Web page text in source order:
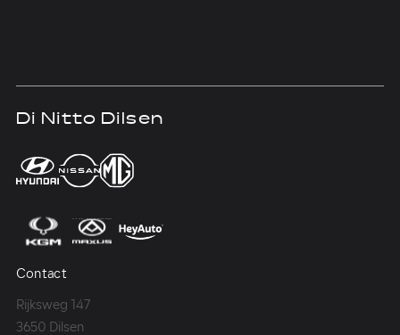
Di Nitto Dilsen
Contact
Rijksweg 147
3650 Dilsen